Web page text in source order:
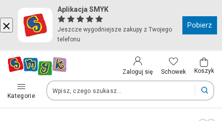
Aplikacja SMYK
Jeszcze wygodniejsze zakupy z Twojego
telefonu
Pobierz
Zaloguj się Schowek Koszyk
Kategorie
Kraj i język
Polska (Poland)
Twoje zamówienia dostarczymy na teren wybranego kraju.